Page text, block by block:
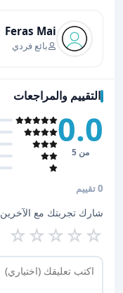
Feras Mai
بائع فردي
التقييم والمراجعات
0.0
من 5
0 تقييم
شارك تجربتك مع الآخرين
☆
☆
☆
☆
☆